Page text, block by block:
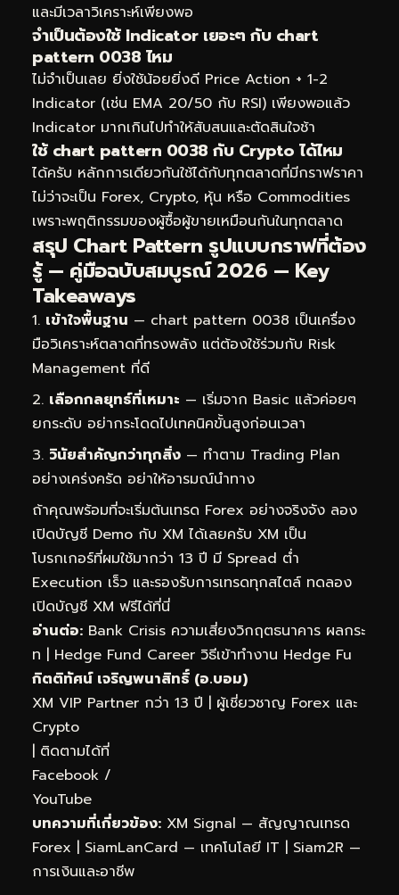
และมีเวลาวิเคราะห์เพียงพอ
จำเป็นต้องใช้ Indicator เยอะๆ กับ chart
pattern 0038 ไหม
ไม่จำเป็นเลย ยิ่งใช้น้อยยิ่งดี Price Action + 1-2
Indicator (เช่น EMA 20/50 กับ RSI) เพียงพอแล้ว
Indicator มากเกินไปทำให้สับสนและตัดสินใจช้า
ใช้ chart pattern 0038 กับ Crypto ได้ไหม
ได้ครับ หลักการเดียวกันใช้ได้กับทุกตลาดที่มีกราฟราคา
ไม่ว่าจะเป็น Forex, Crypto, หุ้น หรือ Commodities
เพราะพฤติกรรมของผู้ซื้อผู้ขายเหมือนกันในทุกตลาด
สรุป Chart Pattern รูปแบบกราฟที่ต้อง
รู้ — คู่มือฉบับสมบูรณ์ 2026 — Key
Takeaways
เข้าใจพื้นฐาน — chart pattern 0038 เป็นเครื่อง
มือวิเคราะห์ตลาดที่ทรงพลัง แต่ต้องใช้ร่วมกับ Risk
Management ที่ดี
เลือกกลยุทธ์ที่เหมาะ — เริ่มจาก Basic แล้วค่อยๆ
ยกระดับ อย่ากระโดดไปเทคนิคขั้นสูงก่อนเวลา
วินัยสำคัญกว่าทุกสิ่ง — ทำตาม Trading Plan
อย่างเคร่งครัด อย่าให้อารมณ์นำทาง
ถ้าคุณพร้อมที่จะเริ่มต้นเทรด Forex อย่างจริงจัง ลอง
เปิดบัญชี Demo กับ XM ได้เลยครับ XM เป็น
โบรกเกอร์ที่ผมใช้มากว่า 13 ปี มี Spread ต่ำ
Execution เร็ว และรองรับการเทรดทุกสไตล์ ทดลอง
เปิดบัญชี XM ฟรีได้ที่นี่
อ่านต่อ: Bank Crisis ความเสี่ยงวิกฤตธนาคาร ผลกระ
ท | Hedge Fund Career วิธีเข้าทำงาน Hedge Fu
กิตติทัศน์ เจริญพนาสิทธิ์ (อ.บอม)
XM VIP Partner กว่า 13 ปี | ผู้เชี่ยวชาญ Forex และ
Crypto
| ติดตามได้ที่
Facebook /
YouTube
บทความที่เกี่ยวข้อง: XM Signal — สัญญาณเทรด
Forex | SiamLanCard — เทคโนโลยี IT | Siam2R —
การเงินและอาชีพ